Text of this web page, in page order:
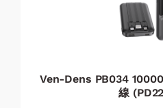
Ven-Dens PB034
線